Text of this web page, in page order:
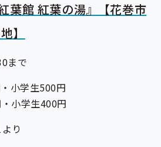
葉館 紅葉の湯』【花巻市
】
まで
小学生500円
小学生400円
り